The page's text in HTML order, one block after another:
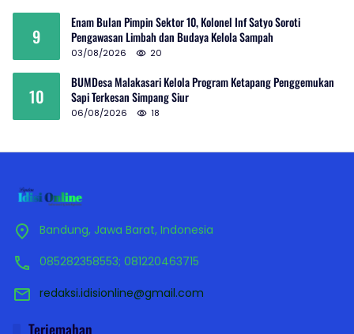
9
Enam Bulan Pimpin Sektor 10, Kolonel Inf Satyo Soroti
Pengawasan Limbah dan Budaya Kelola Sampah
03/08/2026 20
10
BUMDesa Malakasari Kelola Program Ketapang Penggemukan
Sapi Terkesan Simpang Siur
06/08/2026 18
Bandung, Jawa Barat, Indonesia
085282358553; 081220463715
redaksi.idisionline@gmail.com
Terjemahan